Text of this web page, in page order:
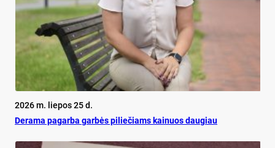
2026 m. liepos 25 d.
De­ra­ma pa­gar­ba gar­bės pi­lie­čiams kai­nuos dau­giau